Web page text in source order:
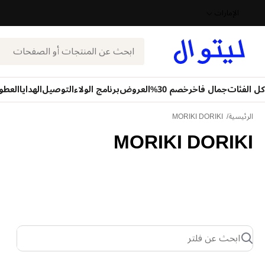
بحث
كل الفئاتجمال فاخرخصم 30% العروضبرنامج الولاءالتوصيلالهدايا
الرئيسية MORIKI DORIKI
MORIKI DORIKI
ابحث عن فلتر